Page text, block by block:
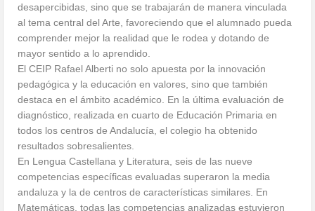
desapercibidas, sino que se trabajarán de manera vinculada
al tema central del Arte, favoreciendo que el alumnado pueda
comprender mejor la realidad que le rodea y dotando de
mayor sentido a lo aprendido.
El CEIP Rafael Alberti no solo apuesta por la innovación
pedagógica y la educación en valores, sino que también
destaca en el ámbito académico. En la última evaluación de
diagnóstico, realizada en cuarto de Educación Primaria en
todos los centros de Andalucía, el colegio ha obtenido
resultados sobresalientes.
En Lengua Castellana y Literatura, seis de las nueve
competencias específicas evaluadas superaron la media
andaluza y la de centros de características similares. En
Matemáticas, todas las competencias analizadas estuvieron